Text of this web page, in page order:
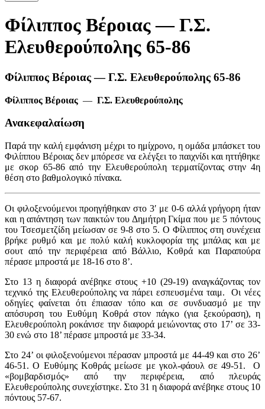
Φίλιππος Βέροιας — Γ.Σ.
Ελευθερούπολης 65-86
Φίλιππος Βέροιας — Γ.Σ. Ελευθερούπολης 65-86
Φίλιππος Βέροιας — Γ.Σ. Ελευθερούπολης
Ανακεφαλαίωση
Παρά την καλή εμφάνιση μέχρι το ημίχρονο, η ομάδα μπάσκετ του
Φιλίππου Βέροιας δεν μπόρεσε να ελέγξει το παιχνίδι και ηττήθηκε
με σκορ 65-86 από την Ελευθερούπολη τερματίζοντας στην 4η
θέση στο βαθμολογικό πίνακα.
Οι φιλοξενούμενοι προηγήθηκαν στο 3′ με 0-6 αλλά γρήγορη ήταν
και η απάντηση των παικτών του Δημήτρη Γκίμα που με 5 πόντους
του Τσεσμετζίδη μείωσαν σε 9-8 στο 5. Ο Φίλιππος στη συνέχεια
βρήκε ρυθμό και με πολύ καλή κυκλοφορία της μπάλας και με
σουτ από την περιφέρεια από Βάλλιο, Κοθρά και Παραπούρα
πέρασε μπροστά με 18-16 στο 8’.
Στο 13 η διαφορά ανέβηκε στους +10 (29-19) αναγκάζοντας τον
τεχνικό της Ελευθερούπολης να πάρει εσπευσμένα ταιμ. Οι νέες
οδηγίες φαίνεται ότι έπιασαν τόπο και σε συνδυασμό με την
απόσυρση του Ευθύμη Κοθρά στον πάγκο (για ξεκούραση), η
Ελευθερούπολη ροκάνισε την διαφορά μειώνοντας στο 17’ σε 33-
30 ενώ στο 18’ πέρασε μπροστά με 33-34.
Στο 24’ οι φιλοξενούμενοι πέρασαν μπροστά με 44-49 και στο 26’
46-51. Ο Ευθύμης Κοθράς μείωσε με γκολ-φάουλ σε 49-51. Ο
«βομβαρδισμός» από την περιφέρεια, από πλευράς
Ελευθερούπολης συνεχίστηκε. Στο 31 η διαφορά ανέβηκε στους 10
πόντους 57-67.